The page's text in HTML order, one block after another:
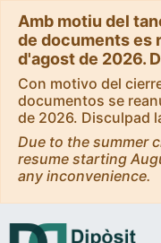
Amb motiu del
de documents es
d'agost de 2026.
Con motivo del
documentos se
de 2026. Disculpad
Due to the summer
resume starting
any inconvenience.